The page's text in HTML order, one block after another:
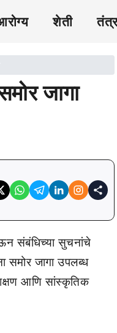
शेती
जागा
संबंधिच्या सुचनांचे
समोर जागा उपलब्ध
आणि सांस्कृतिक